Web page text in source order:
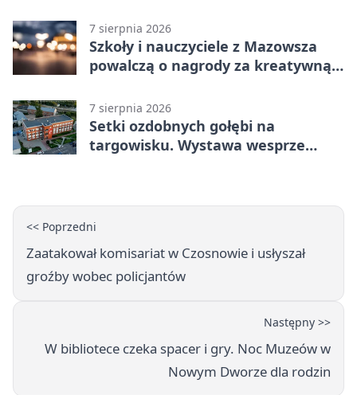
7 sierpnia 2026
Szkoły i nauczyciele z Mazowsza
powalczą o nagrody za kreatywną
7 sierpnia 2026
Setki ozdobnych gołębi na
targowisku. Wystawa wesprze
<< Poprzedni
Zaatakował komisariat w Czosnowie i usłyszał
groźby wobec policjantów
Następny >>
W bibliotece czeka spacer i gry. Noc Muzeów w
Nowym Dworze dla rodzin